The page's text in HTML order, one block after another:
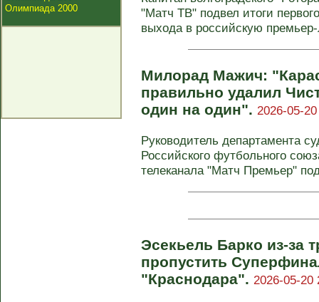
Олимпиада 2000
"Матч ТВ" подвел итоги
выхода в российскую
Милорад Мажич:
правильно удалил
один на один". 2026-05-
Руководитель департамента
Российского футбольного
телеканала "Матч Премьер"
Эсекьель Барко из-за
пропустить
"Краснодара". 2026-05-20